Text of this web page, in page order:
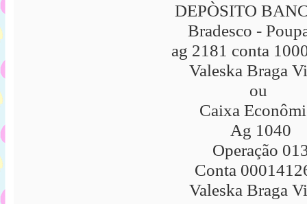
DEPÒSITO
Bradesco -
ag 2181 conta
Valeska Braga
ou
Caixa
Ag 1040
Operação
Conta
Valeska Braga